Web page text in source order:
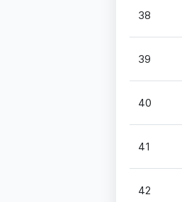
38
39
40
41
42